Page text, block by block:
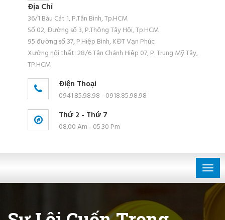
Địa Chỉ
36/1 Bàu Cát 1, P.Tân Bình, Tp.HCM
Số 02, Đường số 3, P.Thông Tây Hội, Tp.HCM
95 đường số 37, P.Hiệp Bình, KĐT Vạn Phúc
Xưởng nội thất: 28/6 Tân Chánh Hiệp 07, P. Trung Mỹ Tây,
TP.HCM
Điện Thoại
0941.85.98.98 - 0918.85.98.98
Thứ 2 - Thứ 7
08.00 Am - 05.30 Pm